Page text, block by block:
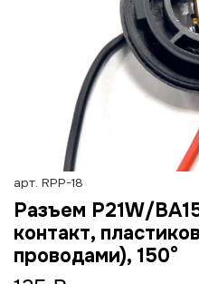
арт. RPP-18
Разъем P21W/
контакт,
проводами), 150°